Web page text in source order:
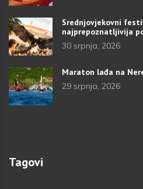
Srednjovjekovni
najprepoznatljivija
30 srpnja, 2026
Maraton lađa na
29 srpnja, 2026
Tagovi